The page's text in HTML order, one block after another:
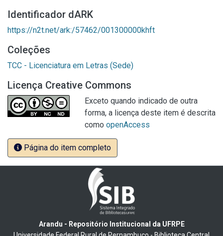
Identificador dARK
https://n2t.net/ark:/57462/001300000khft
Coleções
TCC - Licenciatura em Letras (Sede)
Licença Creative Commons
Exceto quando indicado de outra
forma, a licença deste item é descrita
como openAccess
Página do item completo
Arandu - Repositório Institucional da UFRPE